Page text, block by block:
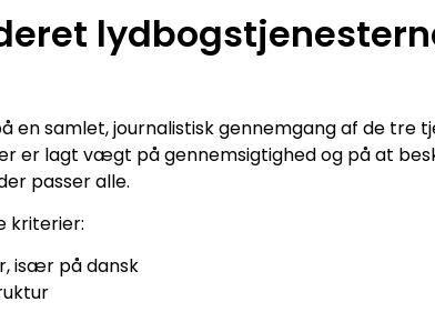
en samlet, journalistisk gennemgang af de tre
er lagt vægt på gennemsigtighed og på at
passer alle.
kriterier:
især på dansk